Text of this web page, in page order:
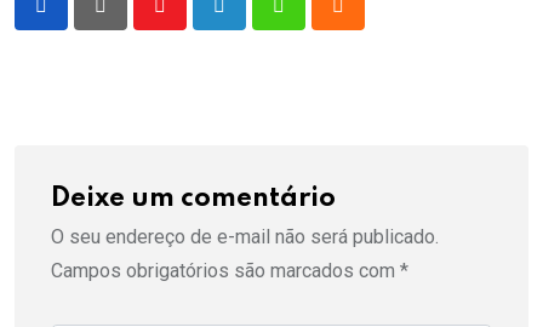
Deixe um comentário
O seu endereço de e-mail não será publicado.
Campos obrigatórios são marcados com *